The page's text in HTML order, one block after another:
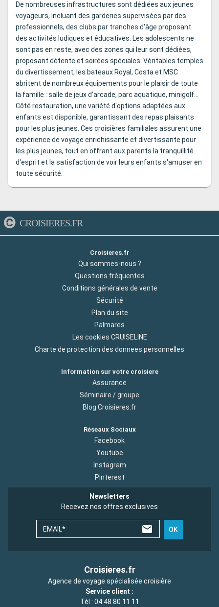
De nombreuses infrastructures sont dédiées aux jeunes
voyageurs, incluant des garderies supervisées par des
professionnels, des clubs par tranches d'âge proposant
des activités ludiques et éducatives. Les adolescents ne
sont pas en reste, avec des zones qui leur sont dédiées,
proposant détente et soirées spéciales. Véritables temples
du divertissement, les bateaux Royal, Costa et MSC
abritent de nombreux équipements pour le plaisir de toute
la famille : salle de jeux d'arcade, parc aquatique, minigolf...
Côté restauration, une variété d'options adaptées aux
enfants est disponible, garantissant des repas plaisants
pour les plus jeunes. Ces croisières familiales assurent une
expérience de voyage enrichissante et divertissante pour
les plus jeunes, tout en offrant aux parents la tranquillité
d'esprit et la satisfaction de voir leurs enfants s'amuser en
toute sécurité.
CROISIERES.FR
Croisieres.fr
Qui sommes-nous ?
Questions fréquentes
Conditions générales de vente
Sécurité
Plan du site
Palmares
Les cookies CRUISELINE
Charte de protection des donnees personnelles
Information sur votre croisiere
Assurance
Séminaire / groupe
Blog Croisieres.fr
Réseaux Sociaux
Facebook
Youtube
Instagram
Pinterest
Newsletters
Recevez nos offres exclusives
EMAIL* OK
Croisieres.fr
Agence de voyage spécialisée croisière
Service client :
Tél : 04 48 80 11 11